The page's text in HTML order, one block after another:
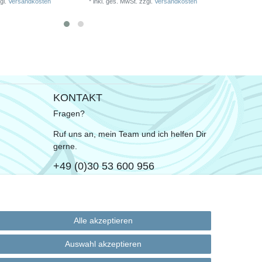
KONTAKT
Fragen?
Ruf uns an, mein Team und ich helfen Dir
gerne.
+49 (0)30 53 600 956
Schreib uns eine E-Mail
Alle akzeptieren
Auswahl akzeptieren